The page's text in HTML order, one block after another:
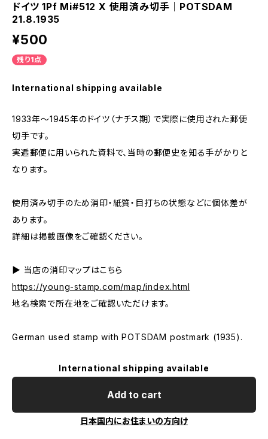
ドイツ 1Pf Mi#512 X 使用済み切手｜POTSDAM
21.8.1935
¥500
残り1点
International shipping available
1933年～1945年のドイツ（ナチス期）で実際に使用された郵便
切手です。
実逓郵便に用いられた資料で、当時の郵便史を知る手がかりと
なります。
使用済み切手のため消印・紙質・目打ちの状態などに個体差が
あります。
詳細は掲載画像をご確認ください。
▶ 当店の消印マップはこちら
https://young-stamp.com/map/index.html
地名検索で所在地をご確認いただけます。
German used stamp with POTSDAM postmark (1935).
International shipping available
Add to cart
日本国内にお住まいの方向け